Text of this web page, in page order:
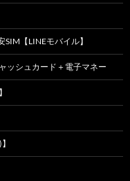
【LINEモバイル】
ッシュカード＋電子マネー